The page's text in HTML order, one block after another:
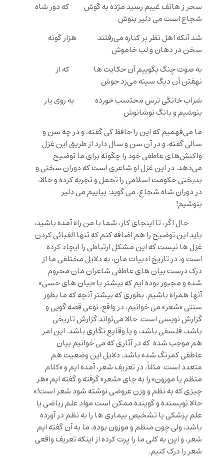
سحر ز هاتف غیبم رسید مژده به گوش که دور شاه
شجاع است می دلیر بنوش
شد آنکه اهل نظر بر کناره می‌رفتند هزار گونه
سخن در دهان و لب خاموش
به صوت چنگ بگوییم آن حکایت ها که از
نهفتن آن دیگ سینه می‌زد جوش
شراب خانگی ترس محتسب خورده به روی یار
بنوشیم و بانگ نوشانوش
ما می‌فهمیم که این را حافظ کی گفته، و در چه سن و
سالی گفته، و در آن سن و سال دارد از طریق این غزل
واکنش‌های عاطفی خود را چگونه برای ما توضیح
می‌دهد. در این غزل او شاعری است که دوران سختی و
بدبختی حکومت اسلامی را تحمل و تجربه کرده و حالا،
در دوران شاه شجاع، می گوید: بیاییم می دلیر
بنوشیم!
حال اگر، تا اینجای کار، شما با من راه آمده باشید،
باید این توضیح را هم اضافه کنم که تنها الفبائی کردن
غزل ها نیست که این مشکل ارتباطی را ایچاد کرده
است و، در تاریخ ادبیات مان، به دلایل مختلفی ما از
درک درست بیان های عاطفی شاعران مان محروم
شده و مجبور بوده ایم که بیشتر با «بیان های حسی»
آنها همراه باشیم. بطوری که بیشتر آنچه که ما بطور
سنتی «شعر» می خوانیم، در واقع، نوعی قصه گویی و
گزارش نویسی است. حالا می‌تواند گزارش تاریخی
باشد، فلسفی باشد، و یا وقایع نگاری باشد. این امر
هم موجب شده که در آثاری که می خوانیم بیان
عاطفی کمرنگ شده باشد. دلایل این وضعیت هم
متعدد است. مثلاً، در تعریف شعر، آمده ایم و «کلام
منظم یا موزون» را به جای «شعر» گرفته و گفته ایم «هر
چیزی که به نظم و وزن عروضی نوشته شود شعر است!»
حالا نویسنده و گوینده ممکن است مواد علم ریاضی یا
علم پزشکی یا تشخیص بیماری ها را به نظم در آورده
باشد، ولی چون منظم و موزون بوده، ما به آن گفته ایم
شعر، و این به کلی ما را پرت کرده از اینکه تعریف واقعی
شعر را درک کنیم.